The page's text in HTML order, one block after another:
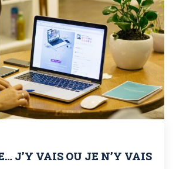
J’Y VAIS OU JE N’Y VAIS